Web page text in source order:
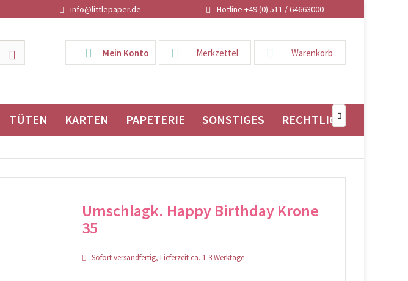
info@littlepaper.de Hotline +49 (0) 511 / 64663000
Warenkorb
Merkzettel
Mein Konto
TÜTEN KARTEN PAPETERIE SONSTIGES RECHTLICHES

Umschlagk. Happy Birthday Krone
35
Sofort versandfertig, Lieferzeit ca. 1-3 Werktage